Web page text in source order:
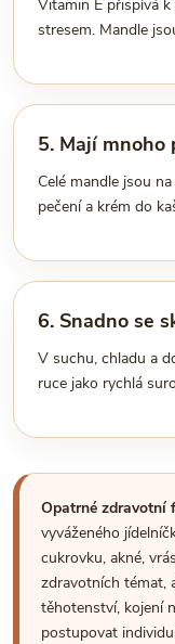
Vitamin E přispívá
stresem. Mandle
5. Mají mnoho
Celé mandle jsou
pečení a krém do
6. Snadno se
V suchu, chladu a
ruce jako rychlá
Opatrné zdravotní
vyváženého
cukrovku, akné,
zdravotních témat,
těhotenství, kojení
postupovat